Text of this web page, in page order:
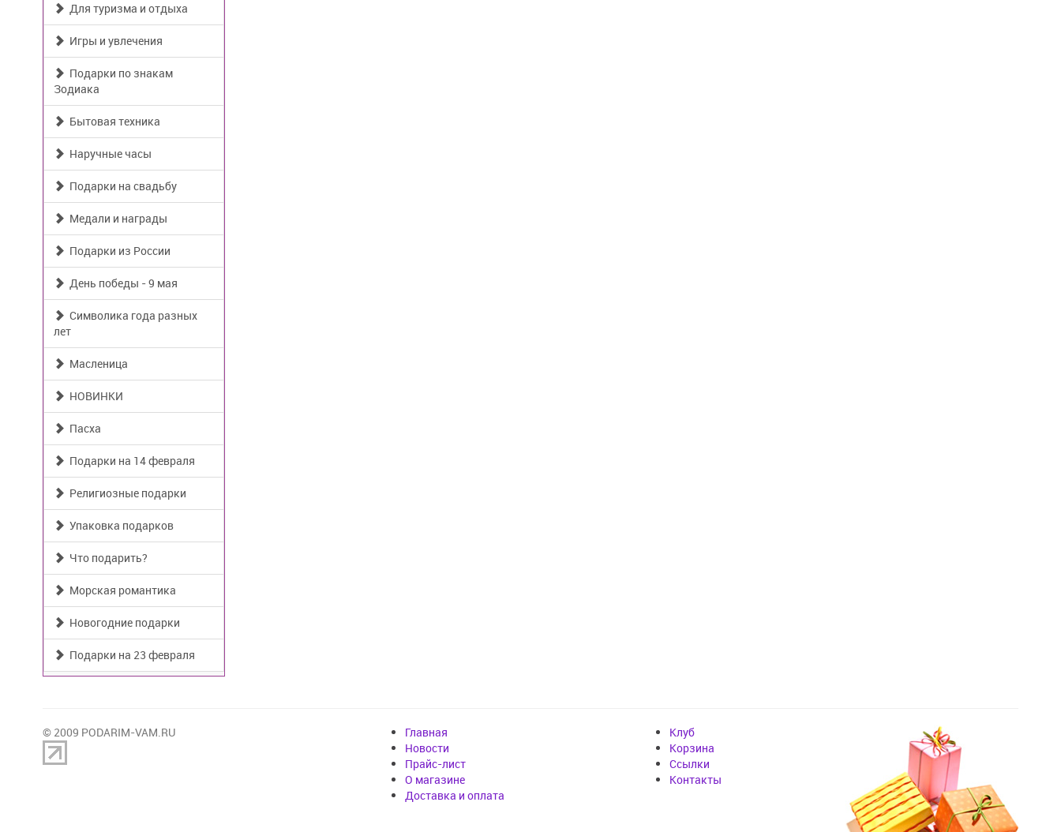
Для туризма и отдыха
Игры и увлечения
Подарки по знакам
Зодиака
Бытовая техника
Наручные часы
Подарки на свадьбу
Медали и награды
Подарки из России
День победы - 9 мая
Символика года разных
лет
Масленица
НОВИНКИ
Пасха
Подарки на 14 февраля
Религиозные подарки
Упаковка подарков
Что подарить?
Морская романтика
Новогодние подарки
Подарки на 23 февраля
© 2009 PODARIM-VAM.RU
Главная
Новости
Прайс-лист
О магазине
Доставка и оплата
Клуб
Корзина
Cсылки
Контакты